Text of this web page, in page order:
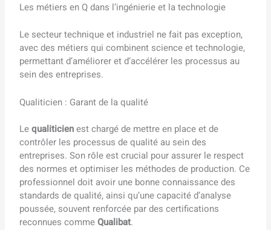
Les métiers en Q dans l’ingénierie et la technologie
Le secteur technique et industriel ne fait pas exception,
avec des métiers qui combinent science et technologie,
permettant d’améliorer et d’accélérer les processus au
sein des entreprises.
Qualiticien : Garant de la qualité
Lequaliticienest chargé de mettre en place et de
contrôler les processus de qualité au sein des
entreprises. Son rôle est crucial pour assurer le respect
des normes et optimiser les méthodes de production. Ce
professionnel doit avoir une bonne connaissance des
standards de qualité, ainsi qu’une capacité d’analyse
poussée, souvent renforcée par des certifications
reconnues commeQualibat.